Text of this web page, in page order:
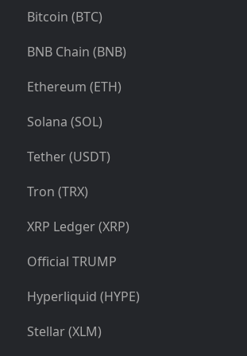
Bitcoin (BTC)
BNB Chain (BNB)
Ethereum (ETH)
Solana (SOL)
Tether (USDT)
Tron (TRX)
XRP Ledger (XRP)
Official TRUMP
Hyperliquid (HYPE)
Stellar (XLM)